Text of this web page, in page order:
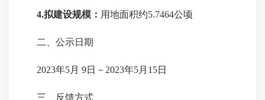
4.拟建设规模： 用地面积约5.7464公顷
二、公示日期
2023年5月 9日－2023年5月15日
三、反馈方式